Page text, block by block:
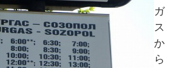
ガ
ス
か
ら